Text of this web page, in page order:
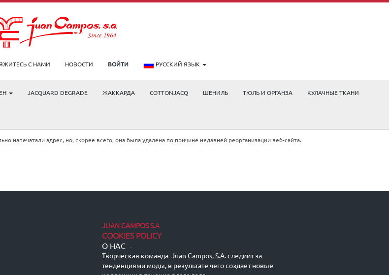
С НАМИ НОВОСТИ ВОЙТИ РУССКИЙ ЯЗЫК
JACQUARD DEGRADE ЖАККАРДА COTTONJACQ ШЕНИЛЬ ТЮЛЬ И ОРГАНЗА КУЛАЧНЫЕ ТКАНИ
напечатали адрес, но, скорее всего, она была удалена по причине недавней реорганизации веб-сайта.
JUAN CAMPOS S.A
COOKIES POLICY
О НАС -
Творческая команда Juan Campos, S.A. следиит за
тенденциями моды, в результате чего создает новые